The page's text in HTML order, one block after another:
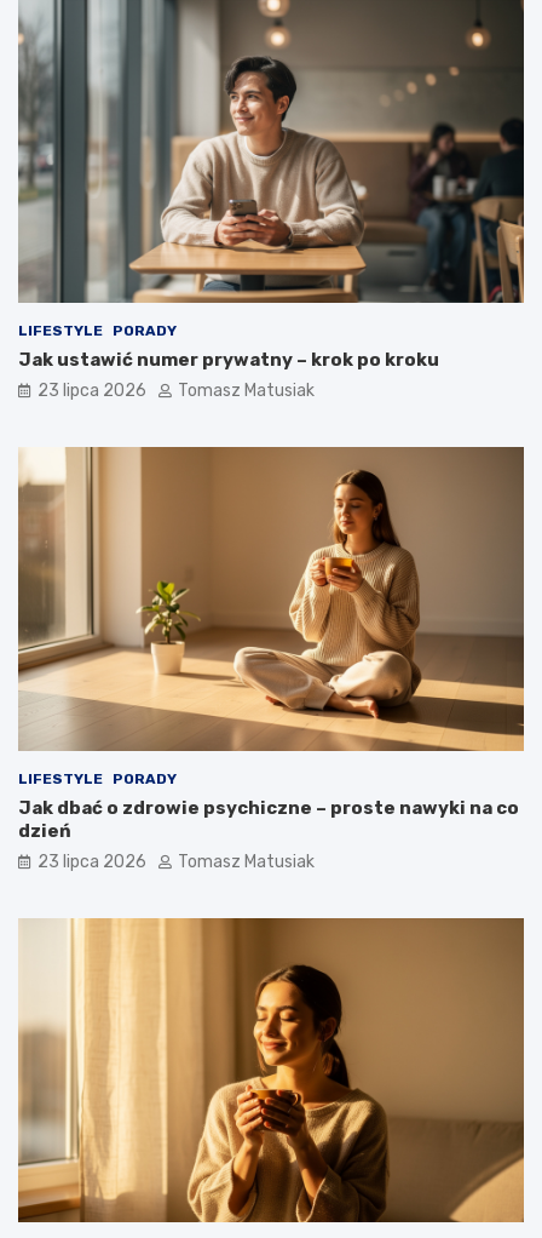
LIFESTYLE PORADY
Jak ustawić numer prywatny – krok po kroku
23 lipca 2026 Tomasz Matusiak
LIFESTYLE PORADY
Jak dbać o zdrowie psychiczne – proste nawyki na co
dzień
23 lipca 2026 Tomasz Matusiak